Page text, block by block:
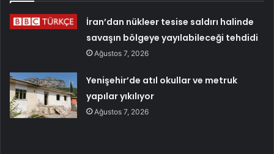
İran’dan nükleer tesise saldırı halinde
savaşın bölgeye yayılabileceği tehdidi
Ağustos 7, 2026
Yenişehir’de atıl okullar ve metruk
yapılar yıkılıyor
Ağustos 7, 2026